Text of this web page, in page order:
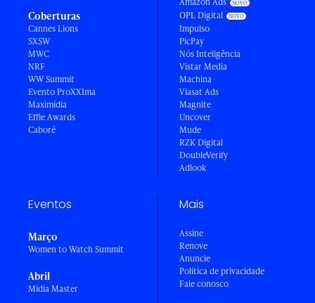
Coberturas
Cannes Lions
SXSW
MWC
NRF
WW Summit
Evento ProXXIma
Maximídia
Effie Awards
Caboré
OPL Digital
Impulso
PicPay
Nós Inteligência
Vistar Media
Machina
Viasat Ads
Magnite
Uncover
Mude
RZK Digital
DoubleVerify
Adlook
Eventos
Março
Women to Watch Summit
Abril
Mídia Master
Mais
Assine
Renove
Anuncie
Política de privacidade
Fale conosco